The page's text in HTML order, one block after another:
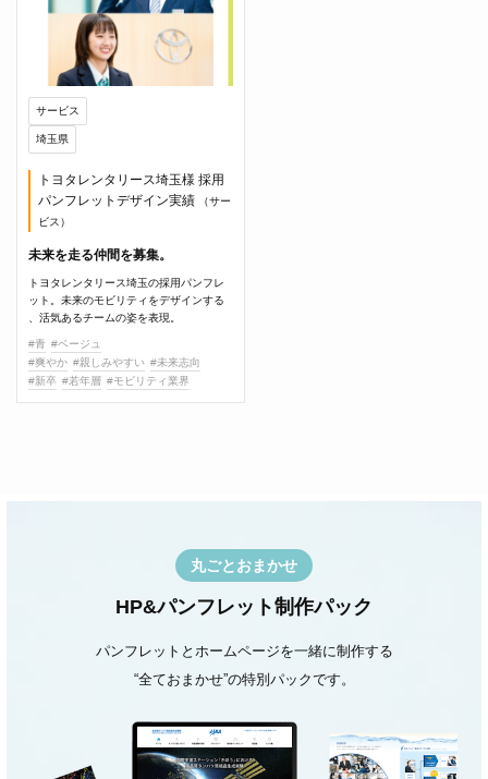
サービス
埼玉県
トヨタレンタリース埼玉様 採用
パンフレットデザイン実績
（サー
ビス）
未来を走る仲間を募集。
トヨタレンタリース埼玉の採用パンフレ
ット。未来のモビリティをデザインする
、活気あるチームの姿を表現。
#青 #ベージュ
#爽やか #親しみやすい #未来志向
#新卒 #若年層 #モビリティ業界
丸ごとおまかせ
HP&パンフレット制作パック
パンフレットとホームページを一緒に制作する
“全ておまかせ”の特別パックです。